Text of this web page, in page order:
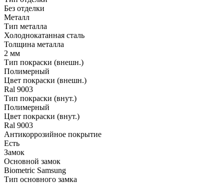
Без отделки
Металл
Тип металла
Холоднокатанная сталь
Толщина металла
2 мм
Тип покраски (внешн.)
Полимерный
Цвет покраски (внешн.)
Ral 9003
Тип покраски (внут.)
Полимерный
Цвет покраски (внут.)
Ral 9003
Антикоррозийное покрытие
Есть
Замок
Основной замок
Biometric Samsung
Тип основного замка